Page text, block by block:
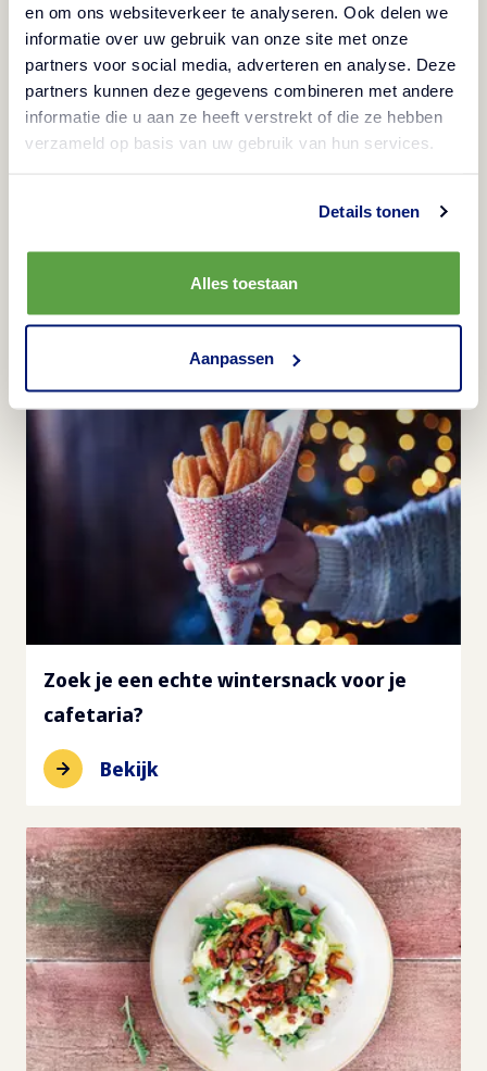
en om ons websiteverkeer te analyseren. Ook delen we
informatie over uw gebruik van onze site met onze
partners voor social media, adverteren en analyse. Deze
partners kunnen deze gegevens combineren met andere
informatie die u aan ze heeft verstrekt of die ze hebben
verzameld op basis van uw gebruik van hun services.
Details tonen
Alles toestaan
Aanpassen
Wat zet je in de winter op de menukaart?
Bekijk
Zoek je een echte wintersnack voor je
cafetaria?
Bekijk